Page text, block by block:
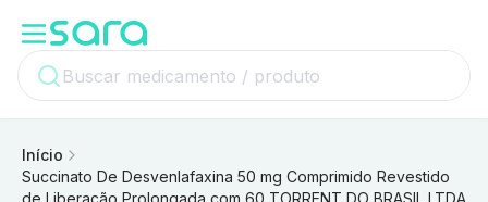
Início
Succinato De Desvenlafaxina 50 mg Comprimido Revestido
de Liberação Prolongada com 60 TORRENT DO BRASIL LTDA